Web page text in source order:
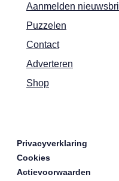
Aanmelden
Puzzelen
Contact
Adverteren
Shop
Privacyverklaring
Cookies
Actievoorwaarden